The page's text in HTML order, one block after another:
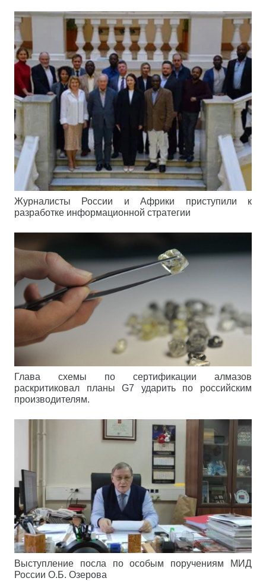
Журналисты России и Африки приступили к
разработке информационной стратегии
Глава схемы по сертификации алмазов
раскритиковал планы G7 ударить по российским
производителям.
Выступление посла по особым поручениям МИД
России О.Б. Озерова